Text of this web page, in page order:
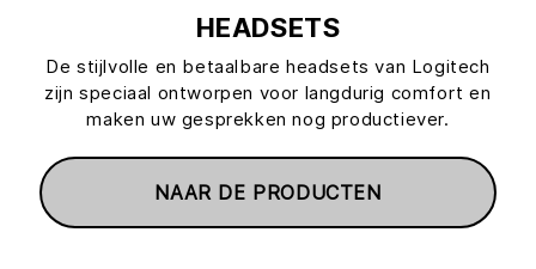
HEADSETS
De stijlvolle en betaalbare headsets van Logitech
zijn speciaal ontworpen voor langdurig comfort en
maken uw gesprekken nog productiever.
NAAR DE PRODUCTEN